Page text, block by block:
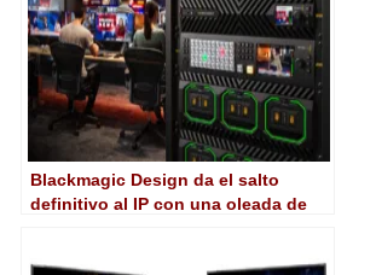
Blackmagic Design da el salto
definitivo al IP con una oleada de